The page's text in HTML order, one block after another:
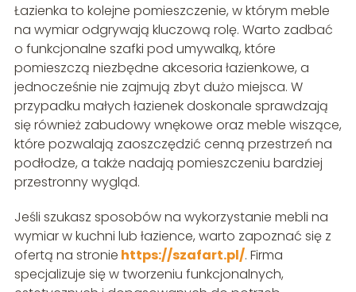
Łazienka to kolejne pomieszczenie, w którym meble
na wymiar odgrywają kluczową rolę. Warto zadbać
o funkcjonalne szafki pod umywalką, które
pomieszczą niezbędne akcesoria łazienkowe, a
jednocześnie nie zajmują zbyt dużo miejsca. W
przypadku małych łazienek doskonale sprawdzają
się również zabudowy wnękowe oraz meble wiszące,
które pozwalają zaoszczędzić cenną przestrzeń na
podłodze, a także nadają pomieszczeniu bardziej
przestronny wygląd.
Jeśli szukasz sposobów na wykorzystanie mebli na
wymiar w kuchni lub łazience, warto zapoznać się z
ofertą na stronie https://szafart.pl/. Firma
specjalizuje się w tworzeniu funkcjonalnych,